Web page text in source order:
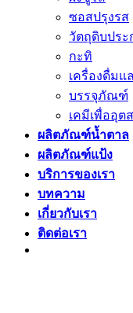
ซอสปรุงรส
วัตถุดิบประ
กะทิ
เครื่องดื่มแ
บรรจุภัณฑ์
เคมีเพื่ออุต
ผลิตภัณฑ์น้ำตาล
ผลิตภัณฑ์แป้ง
บริการของเรา
บทความ
เกี่ยวกับเรา
ติดต่อเรา